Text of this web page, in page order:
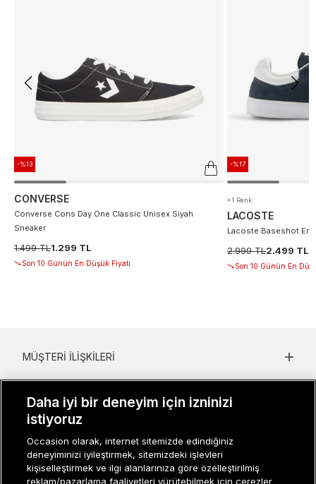
-%13
CONVERSE
Converse Cons Day One Classic Unisex Siyah
Sneaker
1.499 TL1.299 TL
Son 10 Günün En Düşük Fiyatı
-%17
+1 Renk
LACOSTE
Lacoste Baseshot
2.999 TL2.499 TL
Son 10 Günün En
MÜŞTERI İLIŞKILERI
KADIN KATEGORILER
GRUP MARKALAR
ERKEK KATEGORILER
Daha iyi bir deneyim için izninizi
istiyoruz
Occasion olarak, internet sitemizde edindiğiniz
deneyiminizi iyileştirmek, sitemizdeki işlevleri
kişiselleştirmek ve ilgi alanlarınıza göre özelleştirilmiş
reklam/pazarlama faaliyetleri yürütebilmek için çerezler